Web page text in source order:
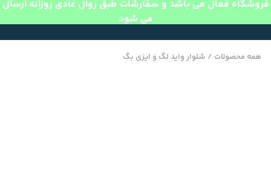
فروشگاه فعال می باشد و سفارشات طبق روال عادی روزانه ارسال
می شود
همه محصولات / شلوار واید لگ و ایزی بگ